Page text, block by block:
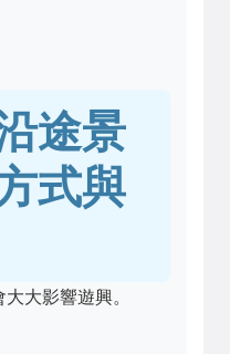
途景
式與
大影響遊興。